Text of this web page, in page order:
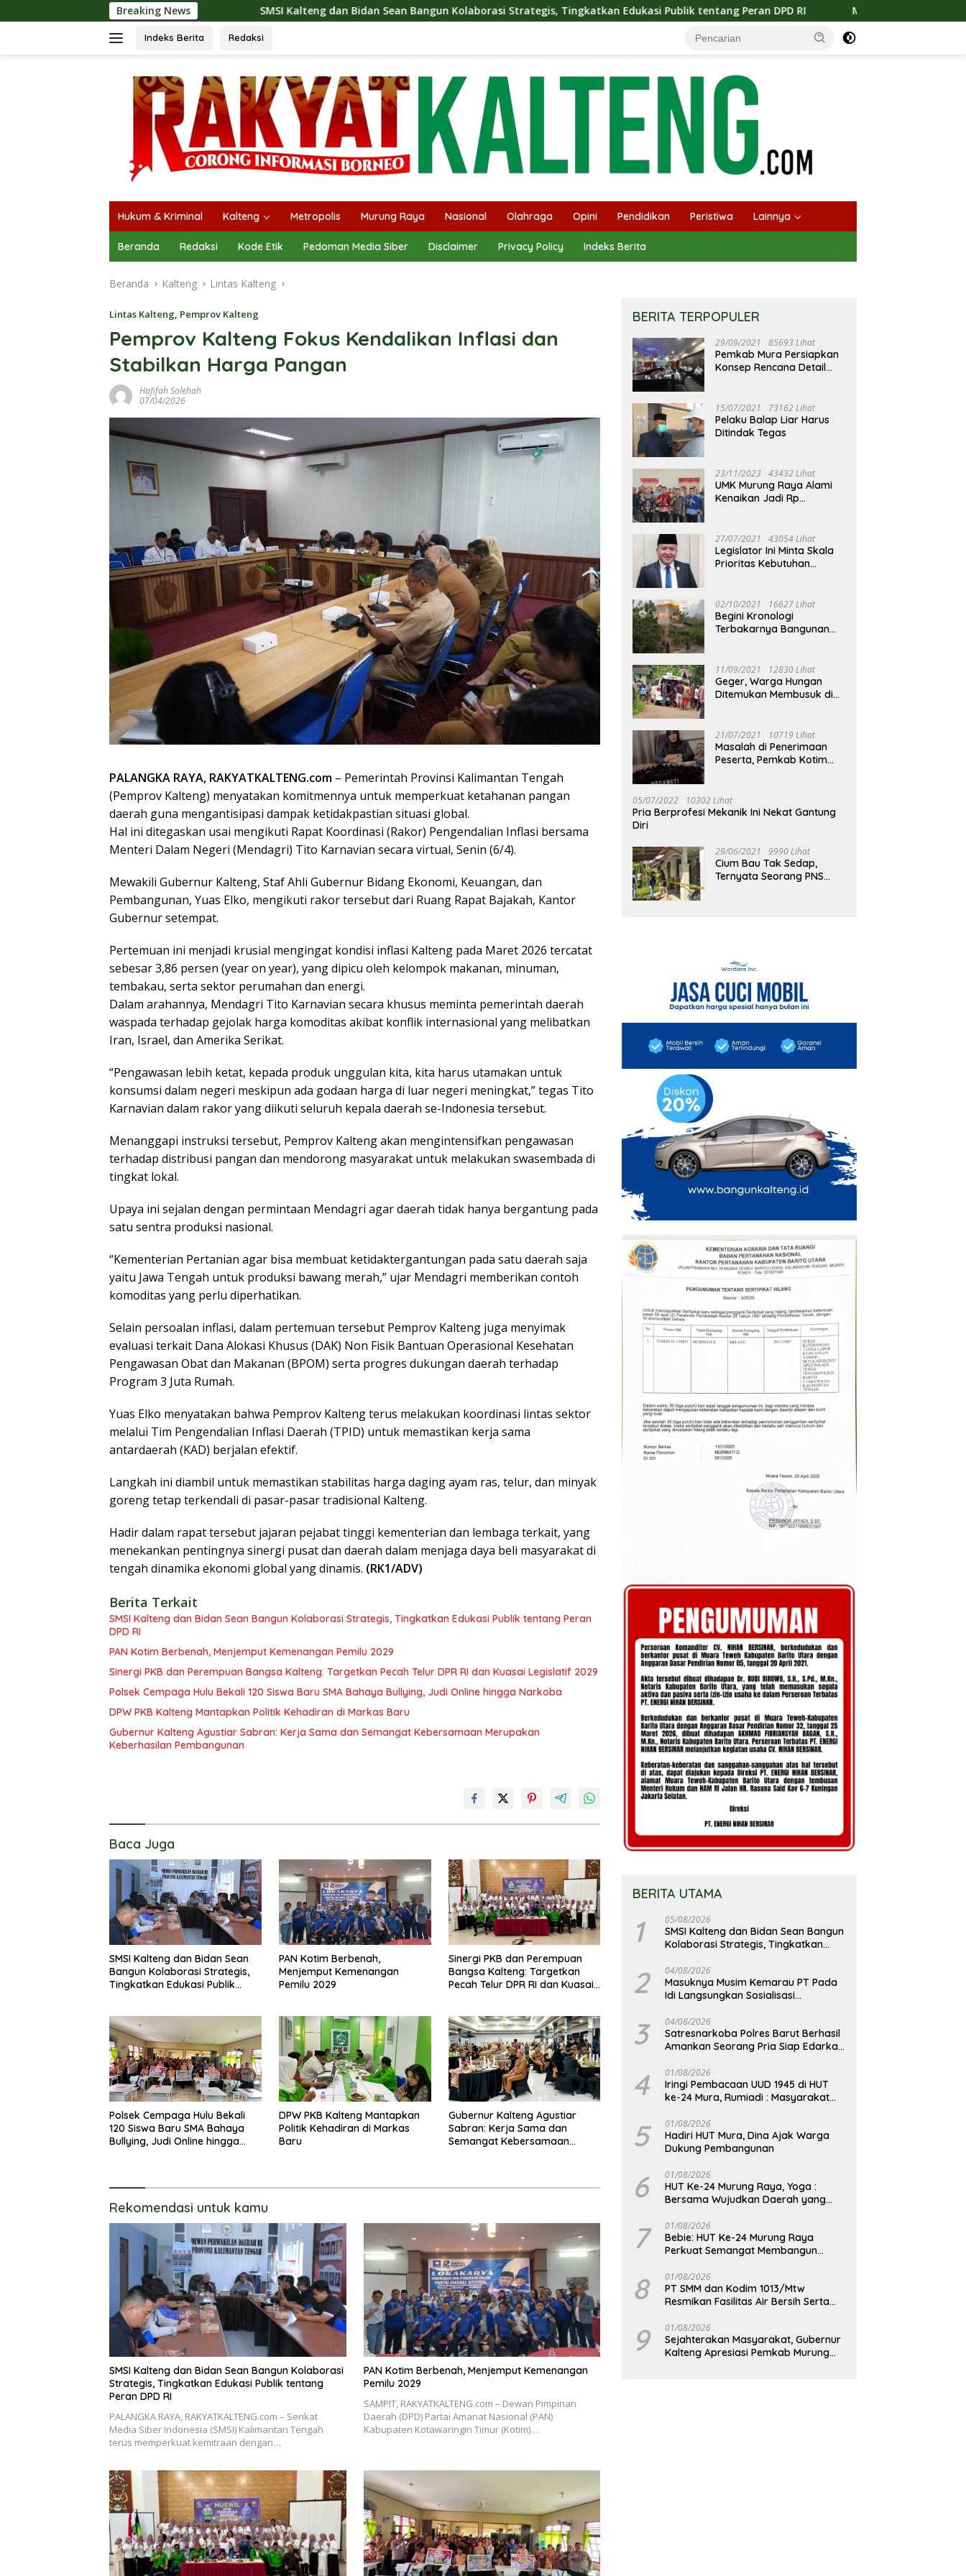
ke
Breaking News
SMSI Kalteng dan Bidan Sean Bangun Kolaborasi Strategis, Tingkatkan Edukasi Publik tentang Peran DPD RI Masuknya Musim Kemarau PT Pada Idi
Indeks Berita Redaksi
Hukum & Kriminal Kalteng Metropolis Murung Raya Nasional Olahraga Opini Pendidikan Peristiwa Lainnya
Beranda Redaksi Kode Etik Pedoman Media Siber Disclaimer Privacy Policy Indeks Berita
Beranda Kalteng Lintas Kalteng
Lintas Kalteng, Pemprov Kalteng
Pemprov Kalteng Fokus Kendalikan Inflasi dan
Stabilkan Harga Pangan
Hafifah Solehah
07/04/2026
PALANGKA RAYA, RAKYATKALTENG.com – Pemerintah Provinsi Kalimantan Tengah
(Pemprov Kalteng) menyatakan komitmennya untuk memperkuat ketahanan pangan
daerah guna mengantisipasi dampak ketidakpastian situasi global.
Hal ini ditegaskan usai mengikuti Rapat Koordinasi (Rakor) Pengendalian Inflasi bersama
Menteri Dalam Negeri (Mendagri) Tito Karnavian secara virtual, Senin (6/4).
Mewakili Gubernur Kalteng, Staf Ahli Gubernur Bidang Ekonomi, Keuangan, dan
Pembangunan, Yuas Elko, mengikuti rakor tersebut dari Ruang Rapat Bajakah, Kantor
Gubernur setempat.
Pertemuan ini menjadi krusial mengingat kondisi inflasi Kalteng pada Maret 2026 tercatat
sebesar 3,86 persen (year on year), yang dipicu oleh kelompok makanan, minuman,
tembakau, serta sektor perumahan dan energi.
Dalam arahannya, Mendagri Tito Karnavian secara khusus meminta pemerintah daerah
waspada terhadap gejolak harga komoditas akibat konflik internasional yang melibatkan
Iran, Israel, dan Amerika Serikat.
“Pengawasan lebih ketat, kepada produk unggulan kita, kita harus utamakan untuk
konsumsi dalam negeri meskipun ada godaan harga di luar negeri meningkat,” tegas Tito
Karnavian dalam rakor yang diikuti seluruh kepala daerah se-Indonesia tersebut.
Menanggapi instruksi tersebut, Pemprov Kalteng akan mengintensifkan pengawasan
terhadap distribusi pangan dan mendorong masyarakat untuk melakukan swasembada di
tingkat lokal.
Upaya ini sejalan dengan permintaan Mendagri agar daerah tidak hanya bergantung pada
satu sentra produksi nasional.
“Kementerian Pertanian agar bisa membuat ketidaktergantungan pada satu daerah saja
yaitu Jawa Tengah untuk produksi bawang merah,” ujar Mendagri memberikan contoh
komoditas yang perlu diperhatikan.
Selain persoalan inflasi, dalam pertemuan tersebut Pemprov Kalteng juga menyimak
evaluasi terkait Dana Alokasi Khusus (DAK) Non Fisik Bantuan Operasional Kesehatan
Pengawasan Obat dan Makanan (BPOM) serta progres dukungan daerah terhadap
Program 3 Juta Rumah.
Yuas Elko menyatakan bahwa Pemprov Kalteng terus melakukan koordinasi lintas sektor
melalui Tim Pengendalian Inflasi Daerah (TPID) untuk memastikan kerja sama
antardaerah (KAD) berjalan efektif.
Langkah ini diambil untuk memastikan stabilitas harga daging ayam ras, telur, dan minyak
goreng tetap terkendali di pasar-pasar tradisional Kalteng.
Hadir dalam rapat tersebut jajaran pejabat tinggi kementerian dan lembaga terkait, yang
menekankan pentingnya sinergi pusat dan daerah dalam menjaga daya beli masyarakat di
tengah dinamika ekonomi global yang dinamis. (RK1/ADV)
Berita Terkait
SMSI Kalteng dan Bidan Sean Bangun Kolaborasi Strategis, Tingkatkan Edukasi Publik tentang Peran
DPD RI
PAN Kotim Berbenah, Menjemput Kemenangan Pemilu 2029
Sinergi PKB dan Perempuan Bangsa Kalteng: Targetkan Pecah Telur DPR RI dan Kuasai Legislatif 2029
Polsek Cempaga Hulu Bekali 120 Siswa Baru SMA Bahaya Bullying, Judi Online hingga Narkoba
DPW PKB Kalteng Mantapkan Politik Kehadiran di Markas Baru
Gubernur Kalteng Agustiar Sabran: Kerja Sama dan Semangat Kebersamaan Merupakan
Keberhasilan Pembangunan
Baca Juga
SMSI Kalteng dan Bidan Sean
Bangun Kolaborasi Strategis,
Tingkatkan Edukasi Publik
PAN Kotim Berbenah,
Menjemput Kemenangan
Pemilu 2029
Sinergi PKB dan Perempuan
Bangsa Kalteng: Targetkan
Pecah Telur DPR RI dan Kuasai
Polsek Cempaga Hulu Bekali
120 Siswa Baru SMA Bahaya
Bullying, Judi Online hingga
DPW PKB Kalteng Mantapkan
Politik Kehadiran di Markas
Baru
Gubernur Kalteng Agustiar
Sabran: Kerja Sama dan
Semangat Kebersamaan
Rekomendasi untuk kamu
SMSI Kalteng dan Bidan Sean Bangun Kolaborasi
Strategis, Tingkatkan Edukasi Publik tentang
Peran DPD RI
PALANGKA RAYA, RAKYATKALTENG.com – Serikat
Media Siber Indonesia (SMSI) Kalimantan Tengah
terus memperkuat kemitraan dengan…
PAN Kotim Berbenah, Menjemput Kemenangan
Pemilu 2029
SAMPIT, RAKYATKALTENG.com – Dewan Pimpinan
Daerah (DPD) Partai Amanat Nasional (PAN)
Kabupaten Kotawaringin Timur (Kotim)…
BERITA TERPOPULER
29/09/2021 85693 Lihat
Pemkab Mura Persiapkan
Konsep Rencana Detail
15/07/2021 73162 Lihat
Pelaku Balap Liar Harus
Ditindak Tegas
23/11/2023 43432 Lihat
UMK Murung Raya Alami
Kenaikan Jadi Rp
27/07/2021 43054 Lihat
Legislator Ini Minta Skala
Prioritas Kebutuhan
02/10/2021 16627 Lihat
Begini Kronologi
Terbakarnya Bangunan
11/09/2021 12830 Lihat
Geger, Warga Hungan
Ditemukan Membusuk di
21/07/2021 10719 Lihat
Masalah di Penerimaan
Peserta, Pemkab Kotim
05/07/2022 10302 Lihat
Pria Berprofesi Mekanik Ini Nekat Gantung
Diri
29/06/2021 9990 Lihat
Cium Bau Tak Sedap,
Ternyata Seorang PNS
BERITA UTAMA
1 05/08/2026
SMSI Kalteng dan Bidan Sean Bangun
Kolaborasi Strategis, Tingkatkan
2 04/08/2026
Masuknya Musim Kemarau PT Pada
Idi Langsungkan Sosialisasi
3 04/08/2026
Satresnarkoba Polres Barut Berhasil
Amankan Seorang Pria Siap Edarkan
Gram
4 01/08/2026
Iringi Pembacaan UUD 1945 di HUT
ke-24 Mura, Rumiadi : Masyarakat
yang Lebih Besar
5 01/08/2026
Hadiri HUT Mura, Dina Ajak Warga
Dukung Pembangunan
6 01/08/2026
HUT Ke-24 Murung Raya, Yoga :
Bersama Wujudkan Daerah yang
7 01/08/2026
Bebie: HUT Ke-24 Murung Raya
Perkuat Semangat Membangun
8 01/08/2026
PT SMM dan Kodim 1013/Mtw
Resmikan Fasilitas Air Bersih Serta
Masyarakat
9 01/08/2026
Sejahterakan Masyarakat, Gubernur
Kalteng Apresiasi Pemkab Murung